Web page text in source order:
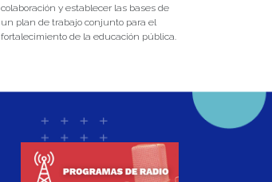
colaboración y establecer las bases de
un plan de trabajo conjunto para el
fortalecimiento de la educación pública.